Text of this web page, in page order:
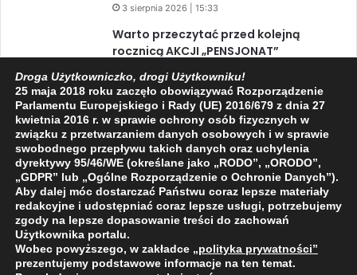
3 sierpnia 2026 | 15:33
Warto przeczytać przed kolejną
rocznicą AKCJI „PENSJONAT”
XIV Jasielski Marsz Wolności
31 lipca 2026 | 11:44
Facebook
X YouTube
2009 - 2026 © Wszelkie prawa zastrzeżone
Droga Użytkowniczko, drogi Użytkowniku!
25 maja 2018 roku zaczęło obowiązywać Rozporządzenie
Parlamentu Europejskiego i Rady (UE) 2016/679 z dnia 27
kwietnia 2016 r. w sprawie ochrony osób fizycznych w
związku z przetwarzaniem danych osobowych i w sprawie
swobodnego przepływu takich danych oraz uchylenia
dyrektywy 95/46/WE (określane jako „RODO”, „ORODO”,
„GDPR” lub „Ogólne Rozporządzenie o Ochronie Danych”).
Aby dalej móc dostarczać Państwu coraz lepsze materiały
redakcyjne i udostępniać coraz lepsze usługi, potrzebujemy
zgody na lepsze dopasowanie treści do zachowań
Użytkownika portalu.
Wobec powyższego, w zakładce „polityka prywatności”
prezentujemy podstawowe informacje na ten temat.